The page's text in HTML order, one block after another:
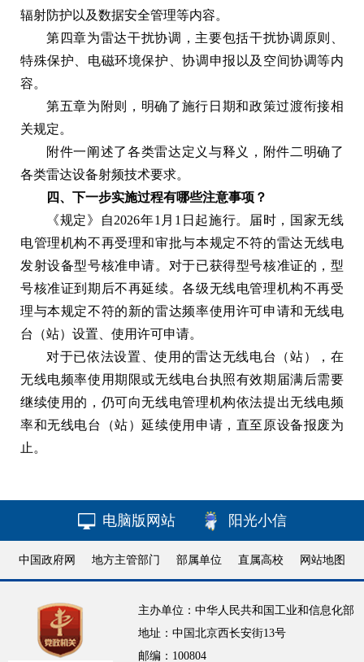
辐射防护以及数据安全管理等内容。
第四章为雷达干扰协调，主要包括干扰协调原则、
特殊保护、电磁环境保护、协调申报以及空间协调等内
容。
第五章为附则，明确了施行日期和政策过渡衔接相
关规定。
附件一阐述了各类雷达定义与释义，附件二明确了
各类雷达设备射频技术要求。
四、下一步实施过程有哪些注意事项？
《规定》自2026年1月1日起施行。届时，国家无线
电管理机构不再受理和审批与本规定不符的雷达无线电
发射设备型号核准申请。对于已获得型号核准证的，型
号核准证到期后不再延续。各级无线电管理机构不再受
理与本规定不符的新的雷达频率使用许可申请和无线电
台（站）设置、使用许可申请。
对于已依法设置、使用的雷达无线电台（站），在
无线电频率使用期限或无线电台执照有效期届满后需要
继续使用的，仍可向无线电管理机构依法提出无线电频
率和无线电台（站）延续使用申请，直至原设备报废为
止。
电脑版网站 阳光小信
中国政府网 地方主管部门 部属单位 直属高校 网站地图
主办单位：中华人民共和国工业和信息化部
地址：中国北京西长安街13号
邮编：100804